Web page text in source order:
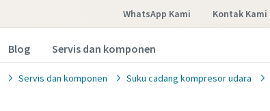
WhatsApp Kami Kontak Kami
Blog Servis dan komponen
Servis dan komponen Suku cadang kompresor udara